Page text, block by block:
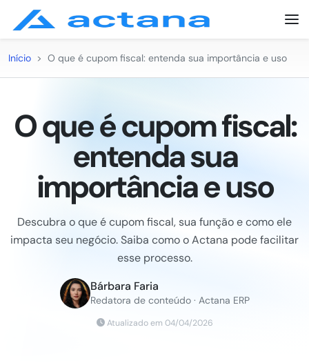
Início > O que é cupom fiscal: entenda sua importância e uso
O que é cupom fiscal:
entenda sua
importância e uso
Descubra o que é cupom fiscal, sua função e como ele
impacta seu negócio. Saiba como o Actana pode facilitar
esse processo.
Bárbara Faria
Redatora de conteúdo · Actana ERP
Atualizado em 04/04/2026